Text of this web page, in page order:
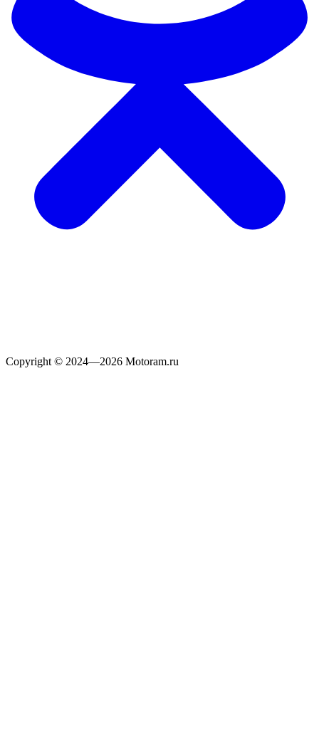
Copyright © 2024—2026 Motoram.ru